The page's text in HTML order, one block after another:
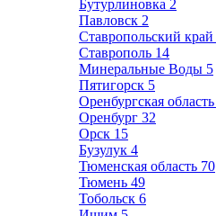
Бутурлиновка 2
Павловск 2
Ставропольский край
Ставрополь 14
Минеральные Воды 5
Пятигорск 5
Оренбургская область
Оренбург 32
Орск 15
Бузулук 4
Тюменская область 70
Тюмень 49
Тобольск 6